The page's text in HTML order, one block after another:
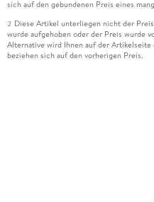
sich auf den gebundenen Preis eines
2 Diese Artikel unterliegen nicht der
wurde aufgehoben oder der Preis wurde
Alternative wird Ihnen auf der Artikelseite
beziehen sich auf den vorherigen Preis.